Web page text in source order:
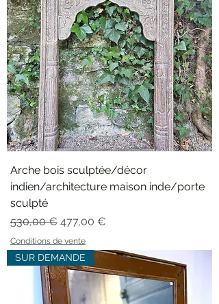
Arche bois sculptée/décor
indien/architecture maison inde/porte
sculpté
Prix original
530,00 € Prix promotionnel
477,00 €
Conditions de vente
SUR DEMANDE